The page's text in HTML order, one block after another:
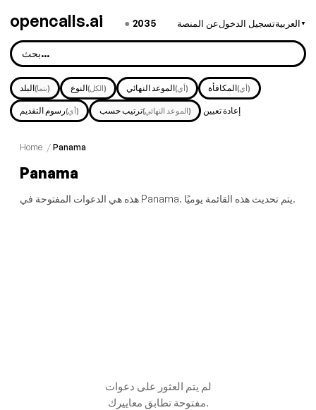
opencalls.ai ● 2035 عن المنصةتسجيل الدخولالعربية ▼
البلد (بنما) النوع (الكل) الموعد النهائي (أي) المكافأة (أي)
رسوم التقديم (أي) ترتيب حسب (الموعد النهائي) إعادة تعيين
Home / Panama
Panama
هذه هي الدعوات المفتوحة في Panama. يتم تحديث هذه القائمة يوميًا.
لم يتم العثور على دعوات
مفتوحة تطابق معاييرك.